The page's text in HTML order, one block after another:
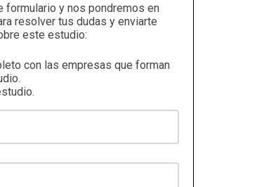
formulario y nos pondremos en
resolver tus dudas y enviarte
este estudio:
con las empresas que forman